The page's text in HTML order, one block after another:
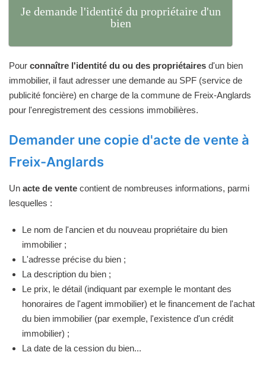
Je demande l'identité du propriétaire d'un
bien
Pour connaître l'identité du ou des propriétaires d'un bien
immobilier, il faut adresser une demande au SPF (service de
publicité foncière) en charge de la commune de Freix-Anglards
pour l'enregistrement des cessions immobilières.
Demander une copie d'acte de vente à
Freix-Anglards
Un acte de vente contient de nombreuses informations, parmi
lesquelles :
Le nom de l'ancien et du nouveau propriétaire du bien
immobilier ;
L'adresse précise du bien ;
La description du bien ;
Le prix, le détail (indiquant par exemple le montant des
honoraires de l'agent immobilier) et le financement de l'achat
du bien immobilier (par exemple, l'existence d'un crédit
immobilier) ;
La date de la cession du bien...